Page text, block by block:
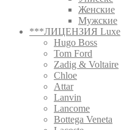
Женские
Мужские
***ЛИЦЕНЗИЯ Luxe
Hugo Boss
Tom Ford
Zadig & Voltaire
Chloe
Attar
Lanvin
Lancome
Bottega Veneta